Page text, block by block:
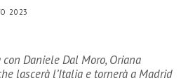
2023
Daniele Dal Moro, Oriana
lascerà l’Italia e tornerà a Madrid